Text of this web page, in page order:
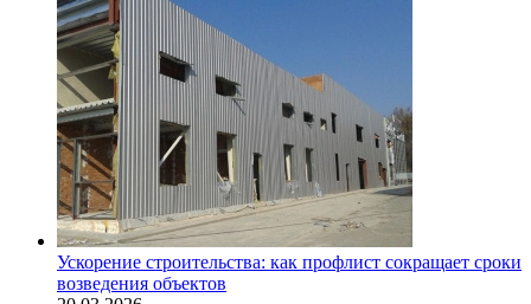
Ускорение строительства: как профлист сокращает сроки
возведения объектов